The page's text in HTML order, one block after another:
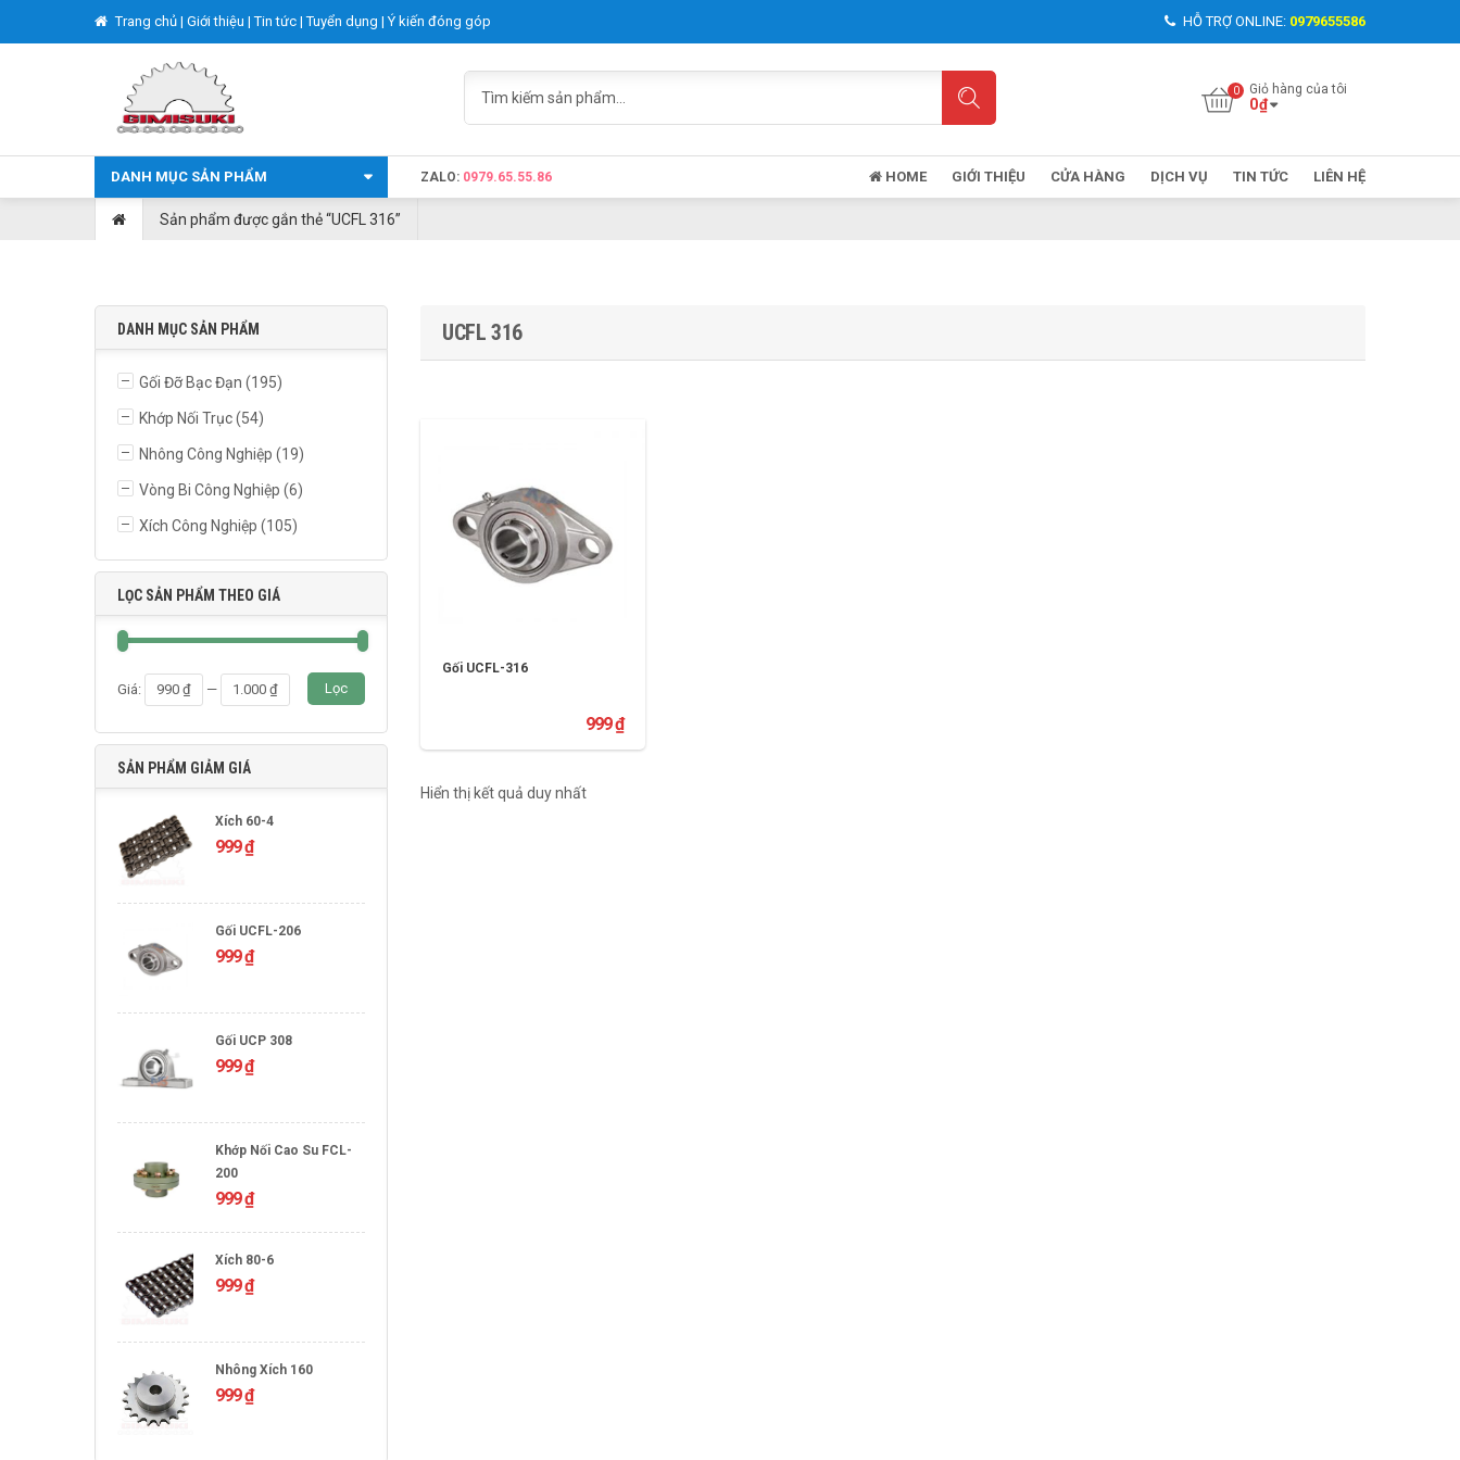
Trang chủ | Giới thiệu |Tin tức |Tuyển dụng |Ý kiến đóng góp HỖ TRỢ ONLINE: 0979655586
Giỏ hàng của tôi
0₫
DANH MỤC SẢN PHẨM ZALO: 0979.65.55.86 HOME GIỚI THIỆU CỬA HÀNG DỊCH VỤ TIN TỨC LIÊN HỆ
Sản phẩm được gắn thẻ “UCFL 316”
DANH MỤC SẢN PHẨM
Gối Đỡ Bạc Đạn (195)
Khớp Nối Trục(54)
Nhông Công Nghiệp (19)
Vòng Bi Công Nghiệp (6)
Xích Công Nghiệp (105)
LỌC SẢN PHẨM THEO GIÁ
nhất
nhất
Lọc
Giá: 990 ₫ — 1.000 ₫
SẢN PHẨM GIẢM GIÁ
Xích 60-4
999₫
Gối UCFL-206
999₫
Gối UCP 308
999₫
Khớp Nối Cao Su FCL-
200
999₫
Xích 80-6
999₫
Nhông Xích 160
999₫
UCFL 316
Gối UCFL-316
999₫
Hiển thị kết quả duy nhất